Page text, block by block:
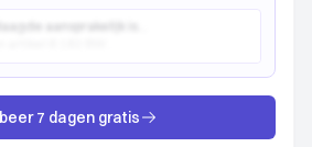
7 dagen gratis